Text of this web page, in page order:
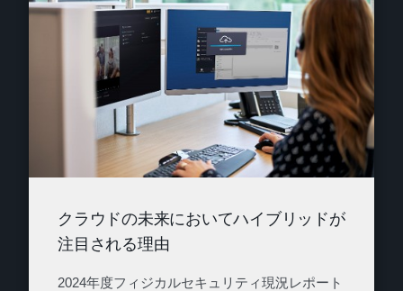
クラウドの未来においてハイブリッドが
注目される理由
2024年度フィジカルセキュリティ現況レポート